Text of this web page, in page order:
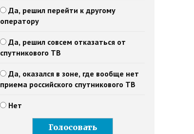
Да, решил перейти к другому
оператору
Да, решил совсем отказаться от
спутникового ТВ
Да, оказался в зоне, где вообще нет
приема российского спутникового ТВ
Нет